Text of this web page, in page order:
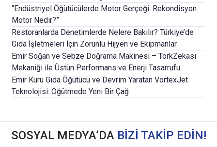
“Endüstriyel Öğütücülerde Motor Gerçeği: Rekondisyon
Motor Nedir?”
Restoranlarda Denetimlerde Nelere Bakılır? Türkiye’de
Gıda İşletmeleri İçin Zorunlu Hijyen ve Ekipmanlar
Emir Soğan ve Sebze Doğrama Makinesi – TorkZekası
Mekaniği ile Üstün Performans ve Enerji Tasarrufu
Emir Kuru Gıda Öğütücü ve Devrim Yaratan VortexJet
Teknolojisi: Öğütmede Yeni Bir Çağ
SOSYAL MEDYA’DA BİZİ TAKİP EDİN!